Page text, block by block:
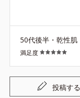
た。 BB３種のう
います❣️ サンプル
ってもよくわかり
50代後半・乾性肌
満足度
投稿する